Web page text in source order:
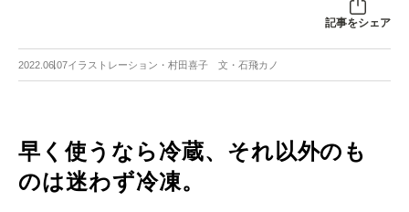
記事をシェア
2022.06.07イラストレーション・村田喜子 文・石飛カノ
早く使うなら冷蔵、それ以外のも
のは迷わず冷凍。